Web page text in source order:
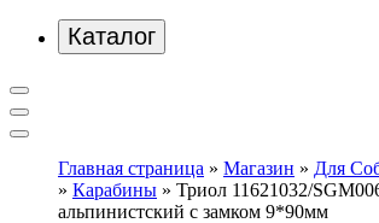
Каталог
Главная страница » Магазин » Для
» Карабины » Триол 11621032/
альпинистский с замком 9*90мм